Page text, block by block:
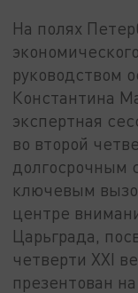
На полях
руководством
Константина
экспертная
во второй
долгосрочным
ключевым
центре
Царьграда,
четверти XXI
презентован